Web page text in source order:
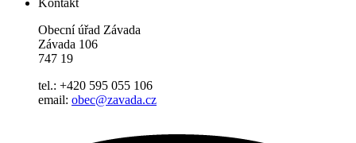
Kontakt
Obecní úřad Závada
Závada 106
747 19
tel.: +420 595 055 106
email: obec@zavada.cz